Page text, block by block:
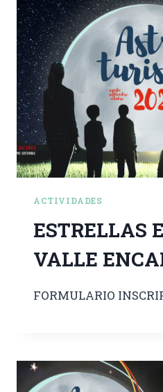
ACTIVIDADES
ESTRELLAS
VALLE
FORMULARIO